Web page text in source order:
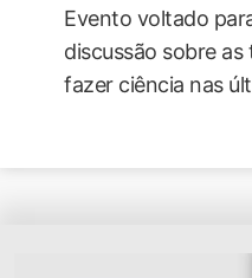
Evento voltado
discussão sobre
fazer ciência nas